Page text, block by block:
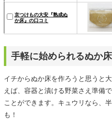
京つけもの大安『熟成ぬ
か床』の口コミ
手軽に始められるぬか床
イチからぬか床を作ろうと思うと
えば、容器と漬ける野菜さえ準備
ことができます。キュウリなら、
も！